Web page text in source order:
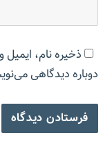
ذخیره نام،
دوباره دیدگاهی